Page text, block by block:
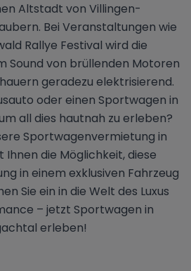
Altstadt von Villingen-
Bei Veranstaltungen wie
Rallye Festival wird die
Sound von brüllenden Motoren
geradezu elektrisierend.
oder einen Sportwagen in
all dies hautnah zu erleben?
Sportwagenvermietung in
die Möglichkeit, diese
in einem exklusiven Fahrzeug
Sie ein in die Welt des Luxus
– jetzt Sportwagen in
erleben!